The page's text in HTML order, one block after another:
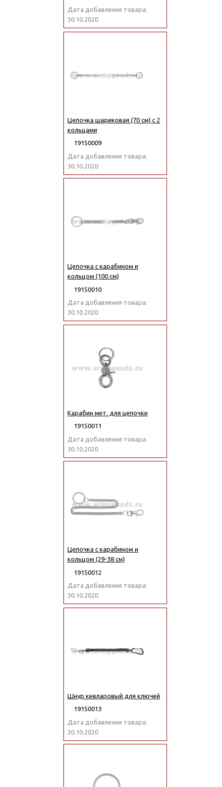
Дата добавления товара:
30.10.2020
Цепочка шариковая (70 см) с 2
кольцами
19150009
Дата добавления товара:
30.10.2020
Цепочка с карабином и
кольцом (100 см)
19150010
Дата добавления товара:
30.10.2020
Карабин мет. для цепочки
19150011
Дата добавления товара:
30.10.2020
Цепочка с карабином и
кольцом (29-38 см)
19150012
Дата добавления товара:
30.10.2020
Шнур кевларовый для ключей
19150013
Дата добавления товара:
30.10.2020